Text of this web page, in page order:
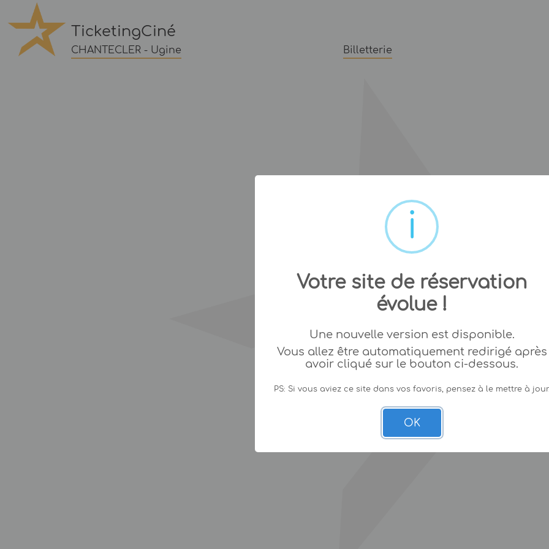
TicketingCiné
CHANTECLER - Ugine Billetterie
Votre site de réservation
évolue !
Une nouvelle version est disponible.
Vous allez être automatiquement redirigé après
avoir cliqué sur le bouton ci-dessous.
PS: Si vous aviez ce site dans vos favoris, pensez à le mettre à
OK